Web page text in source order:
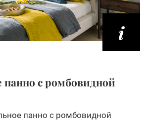
панно с ромбовидной
панно с ромбовидной